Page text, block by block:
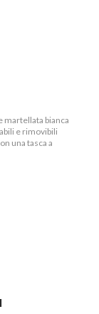
martellata bianca
e rimovibili
una tasca a